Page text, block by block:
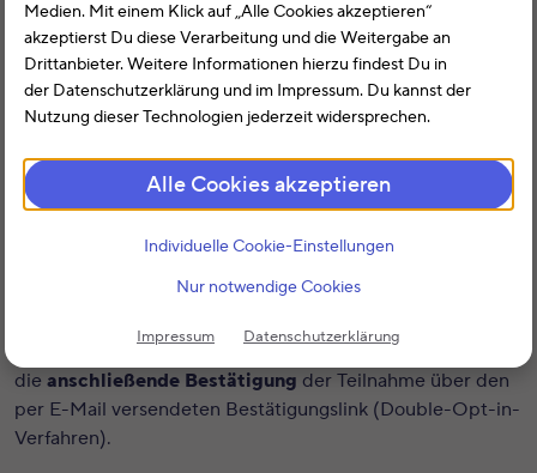
Medien. Mit einem Klick auf „Alle Cookies akzeptieren“
akzeptierst Du diese Verarbeitung und die Weitergabe an
Drittanbieter. Weitere Informationen hierzu findest Du in
der Datenschutzerklärung und im Impressum. Du kannst der
Nutzung dieser Technologien jederzeit widersprechen.
Alle Cookies akzeptieren
Individuelle Cookie-Einstellungen
Nur notwendige Cookies
Impressum Datenschutzerklärung
Teilnahmeberechtigt sind Personen ab18 Jahren
Wohnsitz inDeutschland.
Mitarbeiter des Veranstalters sowie deren Angehörige
sind von der Teilnahme ausgeschlossen.
Das Gewinnspiel beginnt am01.06.2026 und endet am
Ausfüllen und Absenden
des Teilnahmeformulars sowie
die anschließende Bestätigung der Teilnahme über den
per E-Mail versendeten Bestätigungslink (Double-Opt-in-
Verfahren).